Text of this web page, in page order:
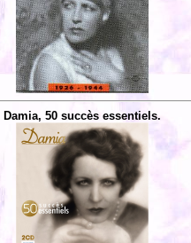
Damia, 50 succès essentiels.